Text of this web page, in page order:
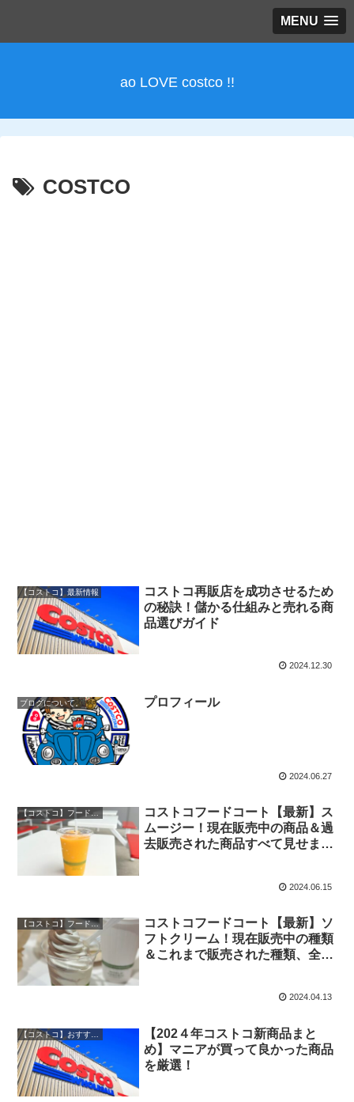
MENU
ao LOVE costco !!
COSTCO
【コストコ】最新情報
コストコ再販店を成功させるため
の秘訣！儲かる仕組みと売れる商
品選びガイド
2024.12.30
ブログについて。 プロフィール
2024.06.27
【コストコ】フードコート図鑑
コストコフードコート【最新】ス
ムージー！現在販売中の商品＆過
去販売された商品すべて見せま
2024.06.15
【コストコ】フードコート図鑑
コストコフードコート【最新】ソ
フトクリーム！現在販売中の種類
＆これまで販売された種類、全紹
2024.04.13
【202４年コストコ新商品まと
め】マニアが買って良かった商品
を厳選！